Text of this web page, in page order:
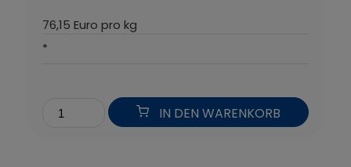
76,15 Euro pro kg
*
IN DEN WARENKORB